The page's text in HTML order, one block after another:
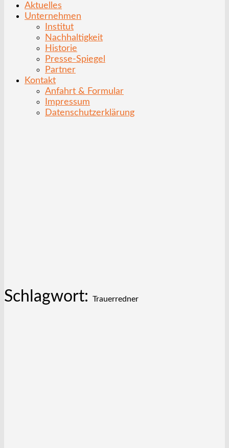
Aktuelles
Unternehmen
Institut
Nachhaltigkeit
Historie
Presse-Spiegel
Partner
Kontakt
Anfahrt & Formular
Impressum
Datenschutzerklärung
Schlagwort: Trauerredner